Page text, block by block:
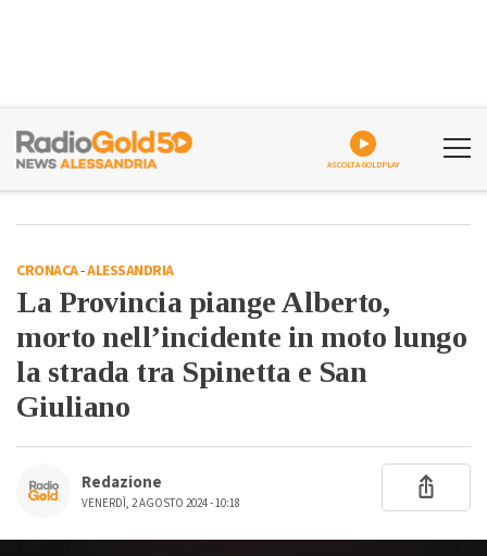
ASCOLTA GOLDPLAY
CRONACA-ALESSANDRIA
La Provincia piange Alberto,
morto nell’incidente in moto lungo
la strada tra Spinetta e San
Giuliano
Redazione
VENERDÌ, 2 AGOSTO 2024 - 10:18